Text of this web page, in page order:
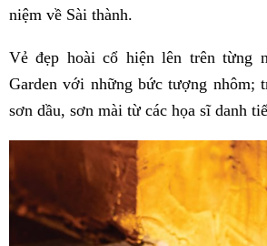
niệm về Sài thành.
Vẻ đẹp hoài cổ hiện lên trên từng
Garden với những bức tượng nhôm;
sơn dầu, sơn mài từ các họa sĩ danh